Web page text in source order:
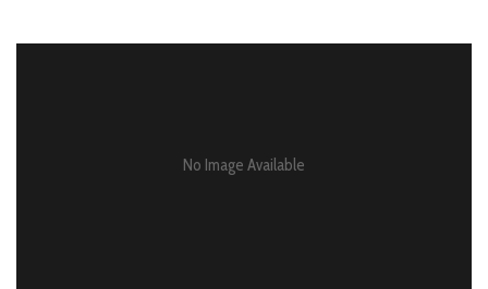
No Image Available